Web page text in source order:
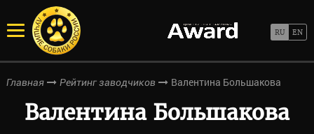
Главная Рейтинг заводчиков Валентина Большакова
Валентина Большакова